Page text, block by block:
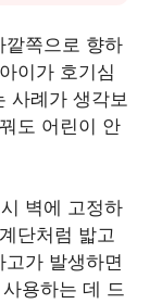
깥쪽으로 향하
이가 호기심
사례가 생각보
도 어린이 안
벽에 고정하
단처럼 밟고
가 발생하면
용하는 데 드